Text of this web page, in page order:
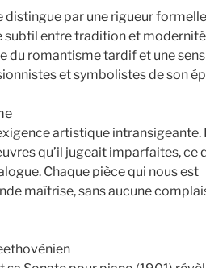
distingue par une rigueur
subtil entre tradition et
du romantisme tardif et une
et symbolistes de son
artistique intransigeante.
qu’il jugeait imparfaites, ce
Chaque pièce qui nous est
maîtrise, sans aucune